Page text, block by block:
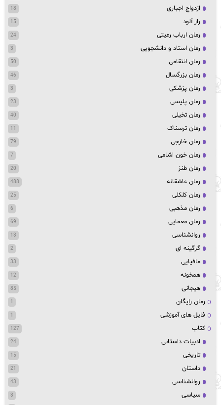
ازدواج اجباری 18
راز آلود 15
رمان ارباب رعیتی 24
رمان استاد و دانشجویی 3
رمان انتقامی 50
رمان بزرگسال 46
رمان پزشکی 3
رمان پلیسی 23
رمان تخیلی 40
رمان ترسناک 11
رمان خارجی 79
رمان خون اشامی 7
رمان طنز 20
رمان عاشقانه 488
رمان کلکلی 25
رمان مذهبی 6
رمان معمایی 69
روانشناسی 13
گرگینه ای 2
مافیایی 33
همخونه 12
هیجانی 85
رمان رایگان 1
فایل های آموزشی 1
کتاب 127
ادبیات داستانی 24
تاریخی 15
داستان 21
روانشناسی 43
سیاسی 3